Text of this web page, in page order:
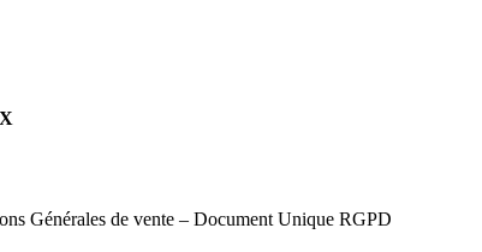
Générales de vente – Document Unique RGPD